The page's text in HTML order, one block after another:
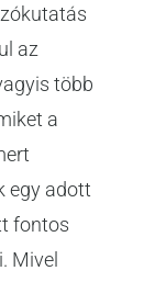
az
több
a
egy adott
fontos
Mivel